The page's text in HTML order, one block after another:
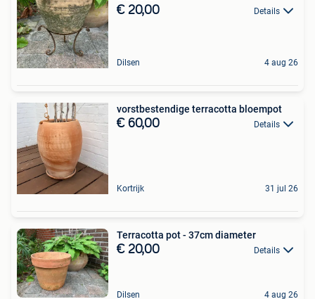
€ 20,00 Details
Dilsen 4 aug 26
vorstbestendige terracotta bloempot
€ 60,00 Details
Kortrijk 31 jul 26
Terracotta pot - 37cm diameter
€ 20,00 Details
Dilsen 4 aug 26